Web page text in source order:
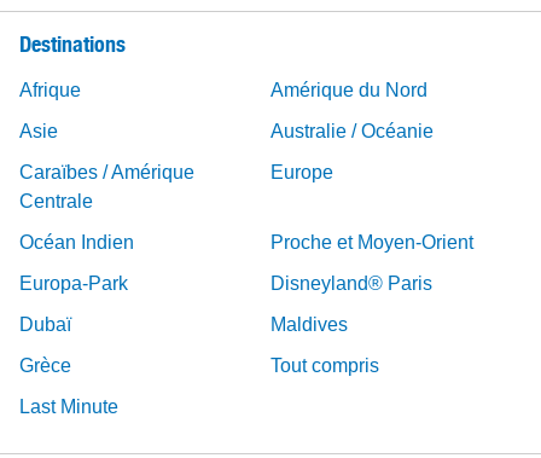
Destinations
Afrique
Amérique du Nord
Asie
Australie / Océanie
Caraïbes / Amérique
Centrale
Europe
Océan Indien
Proche et Moyen-Orient
Europa-Park
Disneyland® Paris
Dubaï
Maldives
Grèce
Tout compris
Last Minute